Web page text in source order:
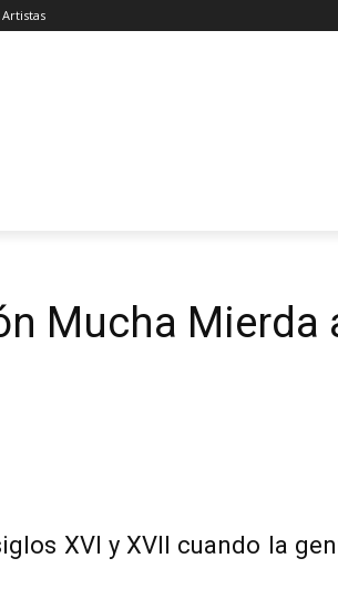
Artistas
Mucha Mierda
XVI y XVII cuando la